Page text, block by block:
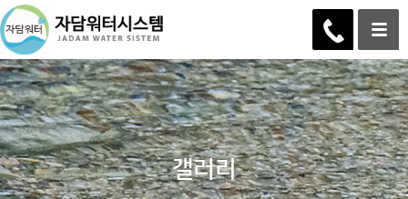
갤러리